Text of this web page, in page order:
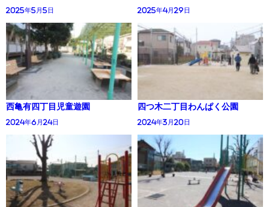
2025年5月5日 2025年4月29日
西亀有四丁目児童遊園
2024年6月24日
四つ木二丁目わんぱく公園
2024年3月20日